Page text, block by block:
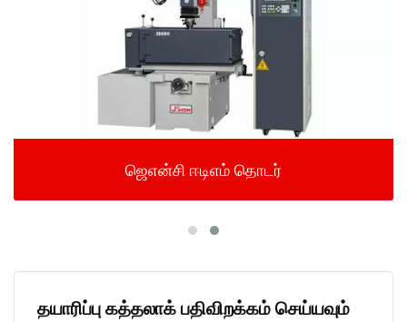
ஜெஎன்சி ஈடிஎம் தொடர்
தயாரிப்பு கத்தலாக் பதிவிறக்கம் செய்யவும்